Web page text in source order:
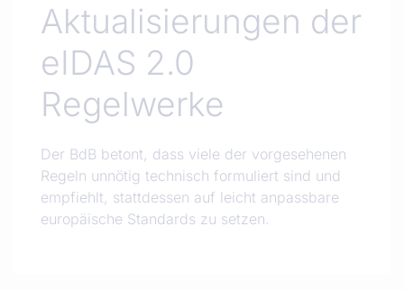
Aktualisierungen der
eIDAS 2.0
Regelwerke
Der BdB betont, dass viele der vorgesehenen
Regeln unnötig technisch formuliert sind und
empfiehlt, stattdessen auf leicht anpassbare
europäische Standards zu setzen.